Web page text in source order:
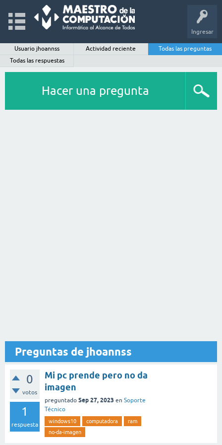
Ingresar
Usuario jhoannss Actividad reciente
Todas las preguntas
Todas las respuestas
Hacer una pregunta
Preguntas de jhoannss
0
votos
1
respuesta
Mi pc prende pero no da
imagen
preguntado Sep 27, 2023 en Soporte
Técnico
windows10 computadora
ram
no-da-imagen